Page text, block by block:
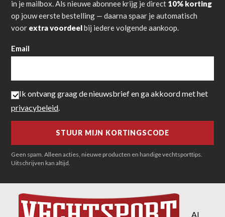
in je mailbox. Als nieuwe abonnee krijg je direct 10% korting
op jouw eerste bestelling — daarna spaar je automatisch
voor extra voordeelbij iedere volgende aankoop.
Email
Ik ontvang graag de nieuwsbrief en ga akkoord met het
privacybeleid
Geen spam. Alleen acties, nieuwe producten en handige vechtsporttips.
Uitschrijven kan altijd.
Al